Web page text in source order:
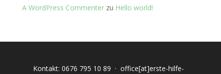
A WordPress Commenterzu Hello world!
Kontakt: 0676 795 10 89 · office[at]erste-hilfe-